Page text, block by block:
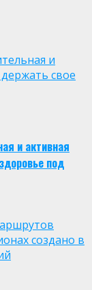
и
свое
и активная
под
создано в